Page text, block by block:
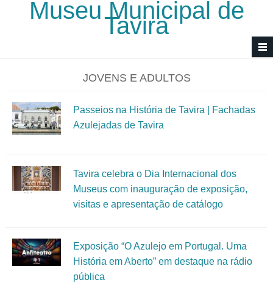
Passar para o conteúdo principal
Museu Municipal de
Tavira
JOVENS E ADULTOS
Passeios na História de Tavira | Fachadas
Azulejadas de Tavira
Tavira celebra o Dia Internacional dos
Museus com inauguração de exposição,
visitas e apresentação de catálogo
Exposição “O Azulejo em Portugal. Uma
História em Aberto” em destaque na rádio
pública